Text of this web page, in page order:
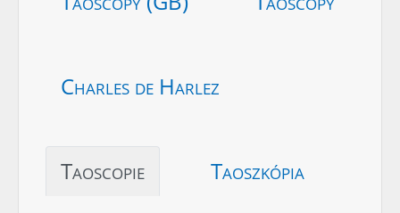
Charles de Harlez
Taoscopie Taoszkópia